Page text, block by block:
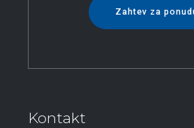
Zahtev za
Kontakt